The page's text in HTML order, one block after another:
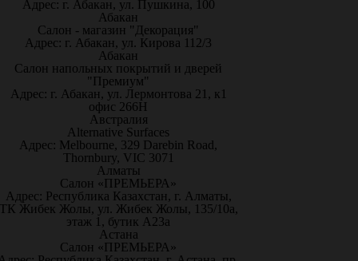
Адрес: г. Абакан, ул. Пушкина, 100
Абакан
Салон - магазин "Декорация"
Адрес: г. Абакан, ул. Кирова 112/3
Абакан
Салон напольных покрытий и дверей
"Премиум"
Адрес: г. Абакан, ул. Лермонтова 21, к1
офис 266Н
Австралия
Alternative Surfaces
Адрес: Melbourne, 329 Darebin Road,
Thornbury, VIC 3071
Алматы
Салон «ПРЕМЬЕРА»
Адрес: Республика Казахстан, г. Алматы,
Жибек Жолы, ул. Жибек Жолы, 135/10а,
этаж 1, бутик А23а
Астана
Салон «ПРЕМЬЕРА»